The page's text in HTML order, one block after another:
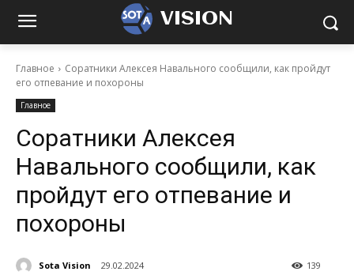
VISION
Главное
Соратники Алексея Навального сообщили, как пройдут
его отпевание и похороны
Главное
Соратники Алексея
Навального сообщили, как
пройдут его отпевание и
похороны
Sota Vision 29.02.2024 139